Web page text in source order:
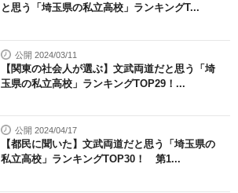
と思う「埼玉県の私立高校」ランキングT...
公開 2024/03/11
【関東の社会人が選ぶ】文武両道だと思う「埼
玉県の私立高校」ランキングTOP29！...
公開 2024/04/17
【都民に聞いた】文武両道だと思う「埼玉県の
私立高校」ランキングTOP30！ 第1...